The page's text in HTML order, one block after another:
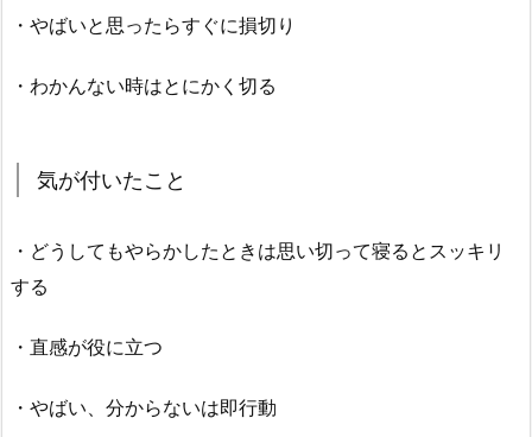
・やばいと思ったらすぐに損切り
・わかんない時はとにかく切る
気が付いたこと
・どうしてもやらかしたときは思い切って寝るとスッキリ
する
・直感が役に立つ
・やばい、分からないは即行動